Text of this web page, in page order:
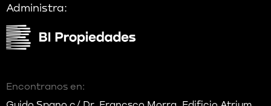
Administra:
Encontranos en: